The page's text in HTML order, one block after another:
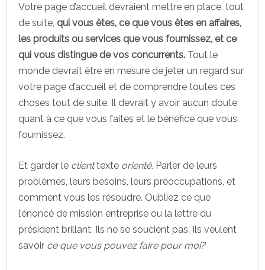
Votre page d’accueil devraient mettre en place, tout
de suite, qui vous êtes, ce que vous êtes en affaires,
les produits ou services que vous fournissez, et ce
qui vous distingue de vos concurrents. Tout le
monde devrait être en mesure de jeter un regard sur
votre page d’accueil et de comprendre toutes ces
choses tout de suite. Il devrait y avoir aucun doute
quant à ce que vous faites et le bénéfice que vous
fournissez.
Et garder le clienttexte orienté. Parler de leurs
problèmes, leurs besoins, leurs préoccupations, et
comment vous les résoudre. Oubliez ce que
l’énoncé de mission entreprise ou la lettre du
président brillant. Ils ne se soucient pas. Ils veulent
savoir ce que vous pouvez faire pour moi?